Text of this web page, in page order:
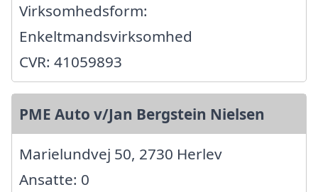
Virksomhedsform:
Enkeltmandsvirksomhed
CVR: 41059893
PME Auto v/Jan Bergstein Nielsen
Marielundvej 50, 2730 Herlev
Ansatte: 0